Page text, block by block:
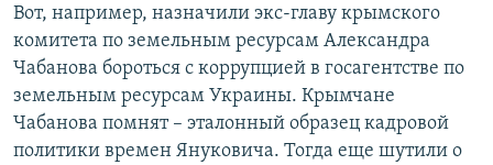
Вот, например, назначили экс-главу крымского
комитета по земельным ресурсам Александра
Чабанова бороться с коррупцией в госагентстве по
земельным ресурсам Украины. Крымчане
Чабанова помнят – эталонный образец кадровой
политики времен Януковича. Тогда еще шутили о